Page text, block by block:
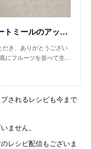
フライパンでOK◎バナナとオートミールのアップサイドダウンケーキ （手作り犬おやつレシピ）｜いちかわあやこ（犬ごはん先生）｜note
き、ありがとうござい
にフルーツを並べて生…
されるレシピも今まで
ません。
レシピ配信もございま